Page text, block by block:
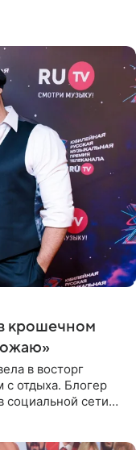
крошечном
в восторг
отдыха. Блогер
социальной сети